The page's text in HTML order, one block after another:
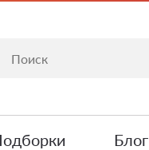
Блог